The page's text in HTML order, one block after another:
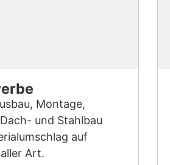
Montage,
und Stahlbau
auf
Art.